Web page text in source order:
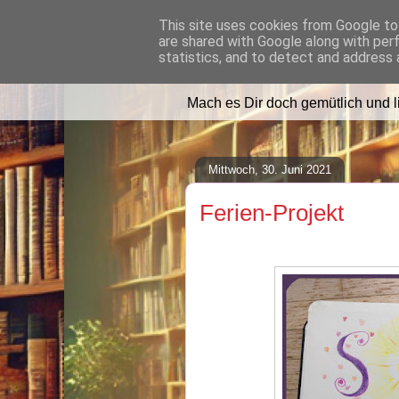
Lilafusselfee
Mach es Dir doch gemütlich und
Mittwoch, 30. Juni 2021
Ferien-Projekt
This site uses cookies from Google
are shared with Google along with
statistics, and to detect and address